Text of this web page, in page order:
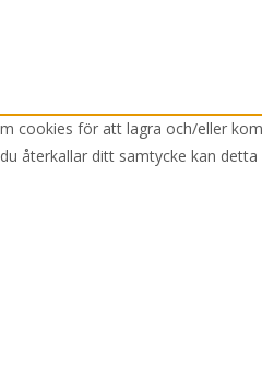
cookies för att lagra och/eller
återkallar ditt samtycke kan